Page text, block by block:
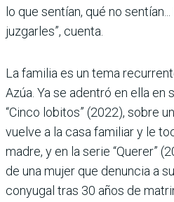
lo que sentían, qué no
juzgarles”, cuenta.
La familia es un tema
Azúa. Ya se adentró en ella en
“Cinco lobitos” (2022), sobre
vuelve a la casa familiar y le
madre, y en la serie “Querer”
de una mujer que denuncia a
conyugal tras 30 años de